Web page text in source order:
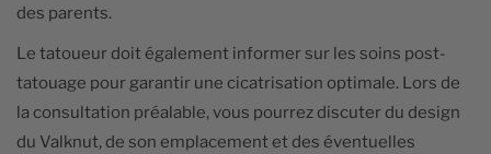
des parents.
Le tatoueur doit également informer sur les soins post-
tatouage pour garantir une cicatrisation optimale. Lors de
la consultation préalable, vous pourrez discuter du design
du Valknut, de son emplacement et des éventuelles